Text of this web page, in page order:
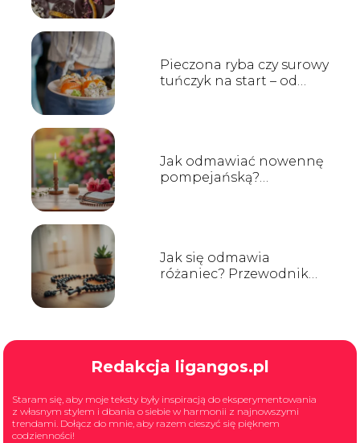
Pieczona ryba czy surowy
tuńczyk na start – od
Jak odmawiać nowennę
pompejańską?
Jak się odmawia
różaniec? Przewodnik
Redakcja ligangos.pl
Staram się, aby moje teksty były inspiracją do eksperymentowania
z własnym stylem i dbania o siebie w harmonii z najnowszymi
trendami. Dołącz do mnie, aby razem cieszyć się pięknem
codzienności!